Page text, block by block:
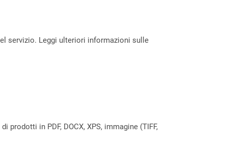
servizio. Leggi ulteriori informazioni sulle
in PDF, DOCX, XPS, immagine (TIFF,